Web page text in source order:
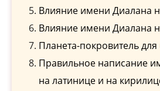
Влияние имени Диалана
Влияние имени Диалана
Планета-покровитель
Правильное написание
на латинице и на